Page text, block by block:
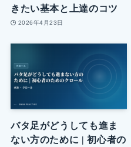
きたい基本と上達のコツ
2026年4月23日
バタ足がどうしても進ま
ない方のために | 初心者の